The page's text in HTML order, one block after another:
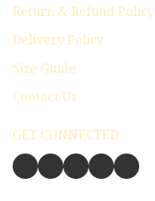
Return & Refund Policy
Delivery Policy
Size Guide
Contact Us
GET CONNECTED